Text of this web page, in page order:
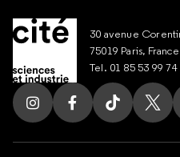
30 avenue
75019 Paris, France
Tel. 01 85 53 99 74
Suivez nous sur
Suivez nous sur
Suivez